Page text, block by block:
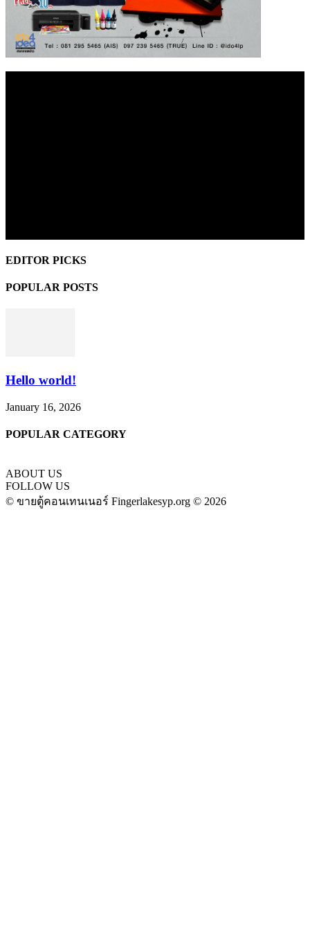
EDITOR PICKS
POPULAR POSTS
Hello world!
January 16, 2026
POPULAR CATEGORY
ABOUT US
FOLLOW US
© ขายตู้คอนเทนเนอร์ Fingerlakesyp.org © 2026